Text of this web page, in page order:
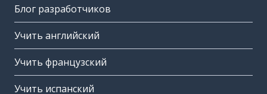
Блог разработчиков
Учить английский
Учить французский
Учить испанский